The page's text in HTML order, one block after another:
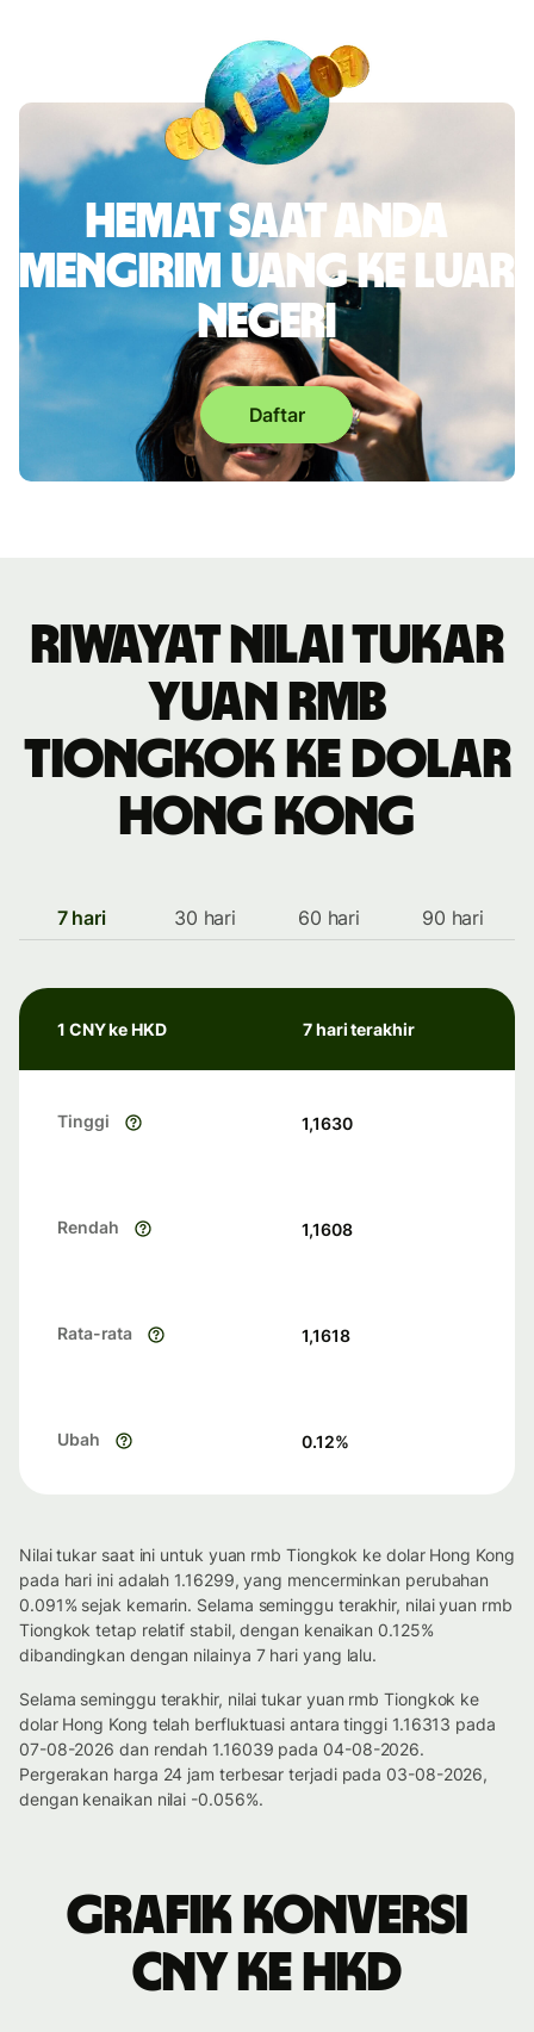
Hemat saat Anda
mengirim uang ke luar
negeri
Daftar
Riwayat nilai tukar
yuan rmb
Tiongkok ke dolar
Hong Kong
7 hari 30 hari 60 hari 90 hari
1 CNY ke HKD 7 hari terakhir
Tinggi 1,1630
Rendah 1,1608
Rata-rata 1,1618
Ubah 0.12%
Nilai tukar saat ini untuk yuan rmb Tiongkok ke dolar Hong Kong
pada hari ini adalah 1.16299, yang mencerminkan perubahan
0.091% sejak kemarin. Selama seminggu terakhir, nilai yuan rmb
Tiongkok tetap relatif stabil, dengan kenaikan 0.125%
dibandingkan dengan nilainya 7 hari yang lalu.
Selama seminggu terakhir, nilai tukar yuan rmb Tiongkok ke
dolar Hong Kong telah berfluktuasi antara tinggi 1.16313 pada
07-08-2026 dan rendah 1.16039 pada 04-08-2026.
Pergerakan harga 24 jam terbesar terjadi pada 03-08-2026,
dengan kenaikan nilai -0.056%.
Grafik konversi
CNY ke HKD